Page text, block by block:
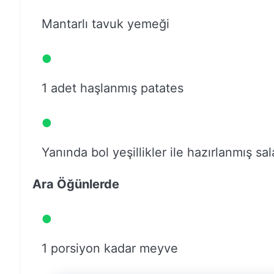
Mantarlı tavuk yemeği
1 adet haşlanmış patates
Yanında bol yeşillikler ile hazırlanmış
Ara Öğünlerde
1 porsiyon kadar meyve